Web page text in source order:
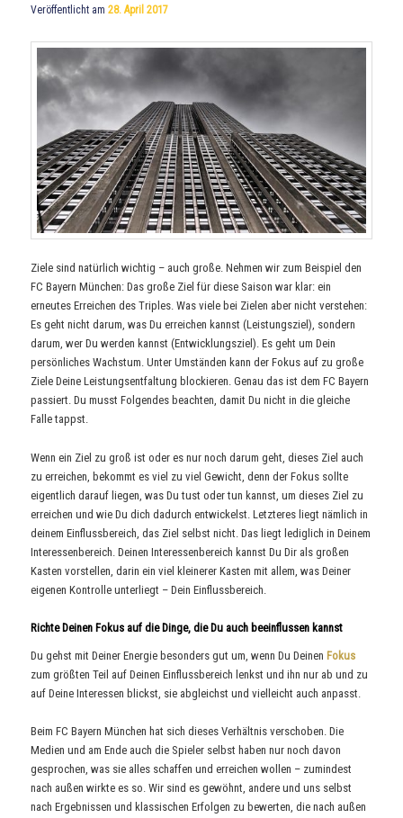
Veröffentlicht am28. April 2017
Ziele sind natürlich wichtig – auch große. Nehmen wir zum Beispiel den
FC Bayern München: Das große Ziel für diese Saison war klar: ein
erneutes Erreichen des Triples. Was viele bei Zielen aber nicht verstehen:
Es geht nicht darum, was Du erreichen kannst (Leistungsziel), sondern
darum, wer Du werden kannst (Entwicklungsziel). Es geht um Dein
persönliches Wachstum. Unter Umständen kann der Fokus auf zu große
Ziele Deine Leistungsentfaltung blockieren. Genau das ist dem FC Bayern
passiert. Du musst Folgendes beachten, damit Du nicht in die gleiche
Falle tappst.
Wenn ein Ziel zu groß ist oder es nur noch darum geht, dieses Ziel auch
zu erreichen, bekommt es viel zu viel Gewicht, denn der Fokus sollte
eigentlich darauf liegen, was Du tust oder tun kannst, um dieses Ziel zu
erreichen und wie Du dich dadurch entwickelst. Letzteres liegt nämlich in
deinem Einflussbereich, das Ziel selbst nicht. Das liegt lediglich in Deinem
Interessenbereich. Deinen Interessenbereich kannst Du Dir als großen
Kasten vorstellen, darin ein viel kleinerer Kasten mit allem, was Deiner
eigenen Kontrolle unterliegt – Dein Einflussbereich.
Richte Deinen Fokus auf die Dinge, die Du auch beeinflussen kannst
Du gehst mit Deiner Energie besonders gut um, wenn Du Deinen Fokus
zum größten Teil auf Deinen Einflussbereich lenkst und ihn nur ab und zu
auf Deine Interessen blickst, sie abgleichst und vielleicht auch anpasst.
Beim FC Bayern München hat sich dieses Verhältnis verschoben. Die
Medien und am Ende auch die Spieler selbst haben nur noch davon
gesprochen, was sie alles schaffen und erreichen wollen – zumindest
nach außen wirkte es so. Wir sind es gewöhnt, andere und uns selbst
nach Ergebnissen und klassischen Erfolgen zu bewerten, die nach außen